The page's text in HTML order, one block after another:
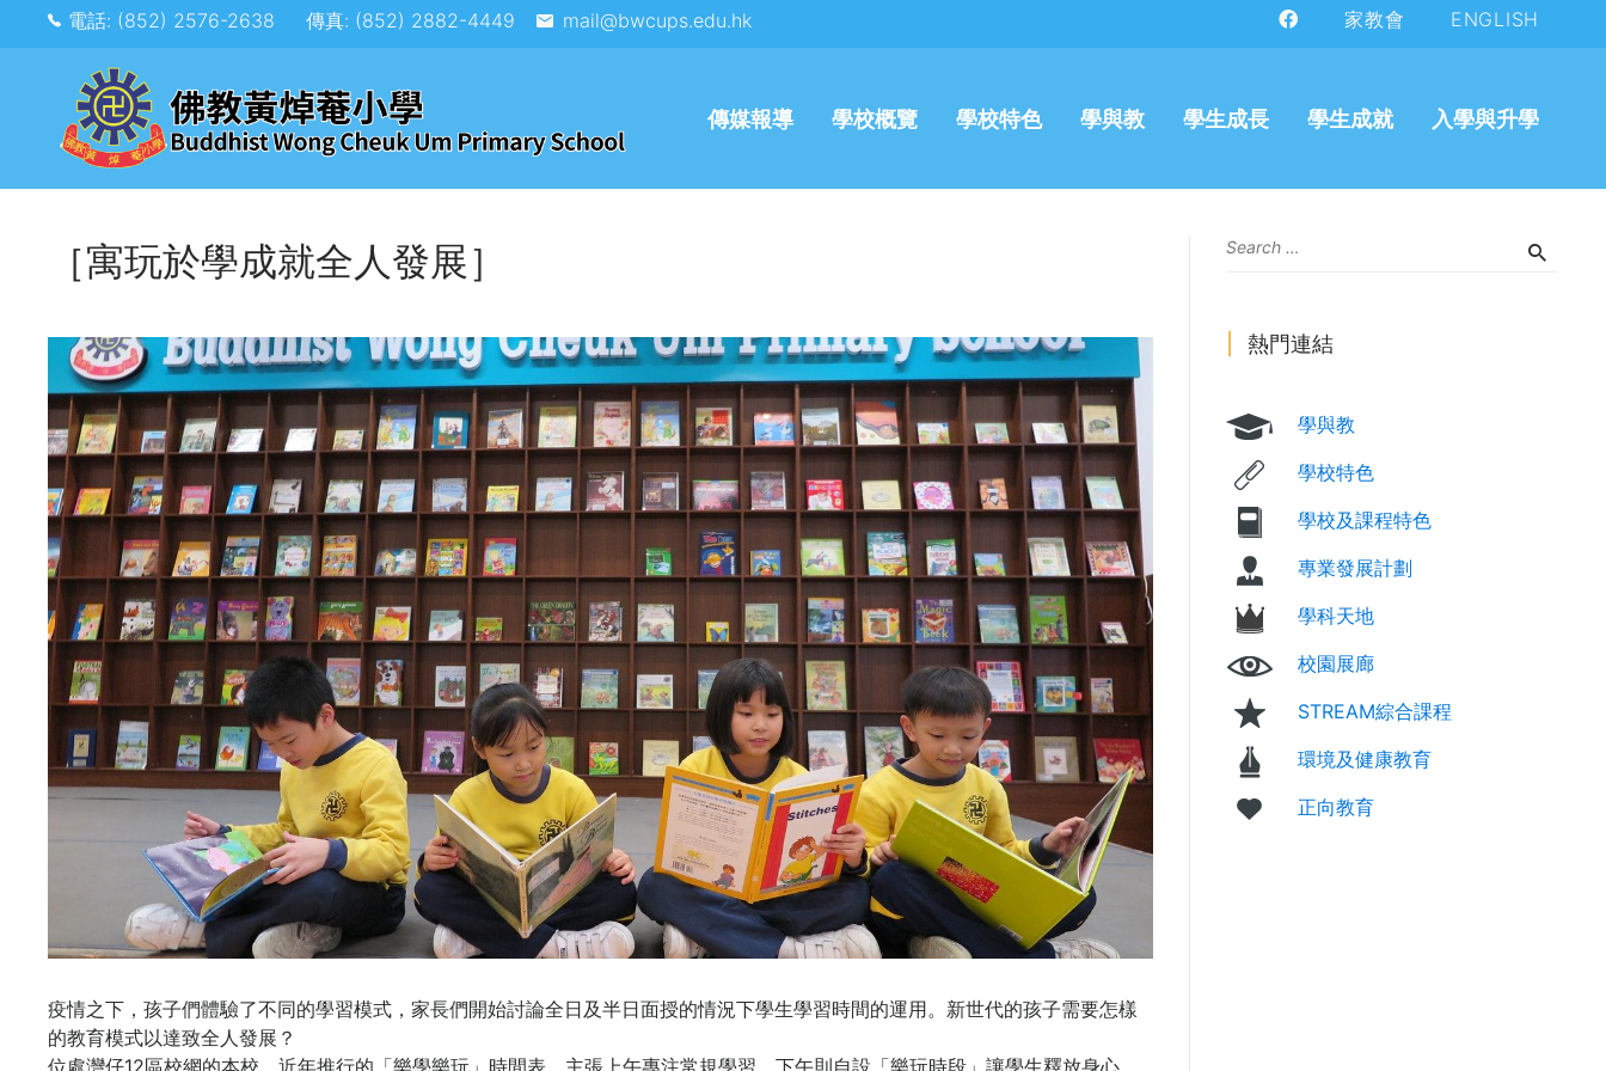
電話: (852) 2576-2638 傳真: (852) 2882-4449 mail@bwcups.edu.hk 家教會 ENGLISH
傳媒報導 學校概覽 學校特色 學與教 學生成長 學生成就 入學與升學
［寓玩於學成就全人發展］
疫情之下，孩子們體驗了不同的學習模式，家長們開始討論全日及半日面授的情況下學生學習時間的運用。新世代的孩子需要怎樣
的教育模式以達致全人發展？
熱門連結
學與教
學校特色
學校及課程特色
專業發展計劃
學科天地
校園展廊
STREAM綜合課程
環境及健康教育
正向教育